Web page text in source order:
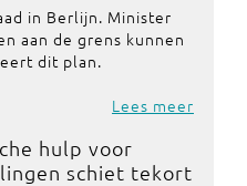
in Berlijn. Minister
aan de grens kunnen
dit plan.
Lees meer
hulp voor
schiet tekort